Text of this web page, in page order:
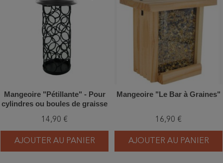
Mangeoire "Pétillante" - Pour
cylindres ou boules de graisse
14,90 €
AJOUTER AU PANIER
Mangeoire "Le Bar à Graines"
16,90 €
AJOUTER AU PANIER